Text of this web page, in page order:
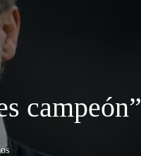
campeón”